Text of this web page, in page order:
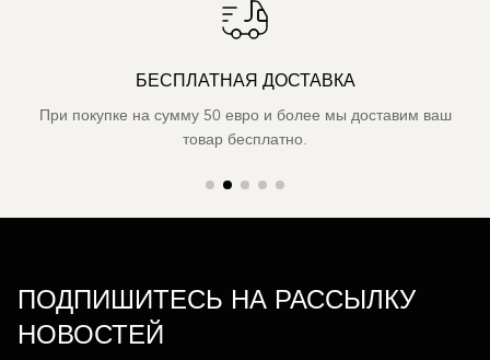
БЕСПЛАТНАЯ ДОСТАВКА
При покупке на сумму 50 евро и более мы доставим ваш
товар бесплатно.
ПОДПИШИТЕСЬ НА РАССЫЛКУ
НОВОСТЕЙ